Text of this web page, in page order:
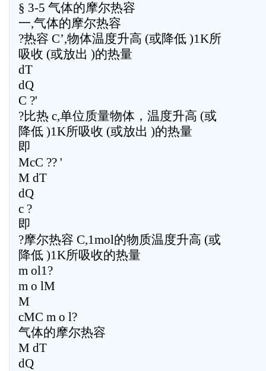
§ 3-5 气体的摩尔热容
一,气体的摩尔热容
?热容 C’,物体温度升高 (或降低 )1K所
吸收 (或放出 )的热量
dT
dQ
C ?'
?比热 c,单位质量物体，温度升高 (或
降低 )1K所吸收 (或放出 )的热量
即
McC ?? '
M dT
dQ
c ?
即
?摩尔热容 C,1mol的物质温度升高 (或
降低 )1K所吸收的热量
m ol1?
m o lM
M
cMC m o l?
气体的摩尔热容
M dT
dQ